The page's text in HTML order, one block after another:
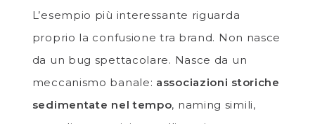
L’esempio più interessante riguarda
proprio la confusione tra brand. Non nasce
da un bug spettacolare. Nasce da un
meccanismo banale: associazioni storiche
sedimentate nel tempo, naming simili,